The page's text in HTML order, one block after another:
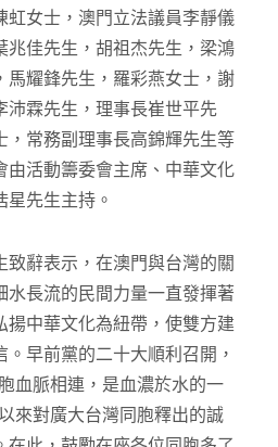
虹女士，澳門立法議員李靜儀
兆佳先生，胡祖杰先生，梁鴻
馬耀鋒先生，羅彩燕女士，謝
沛霖先生，理事長崔世平先
，常務副理事長高錦輝先生等
由活動籌委會主席、中華文化
星先生主持。
辭表示，在澳門與台灣的關
水長流的民間力量一直發揮著
揚中華文化為紐帶，使雙方建
早前黨的二十大順利召開，
血脈相連，是血濃於水的一
來對廣大台灣同胞釋出的誠